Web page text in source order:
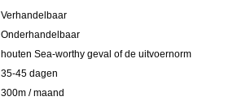
Verhandelbaar
Onderhandelbaar
houten Sea-worthy geval of de uitvoernorm
35-45 dagen
300m / maand